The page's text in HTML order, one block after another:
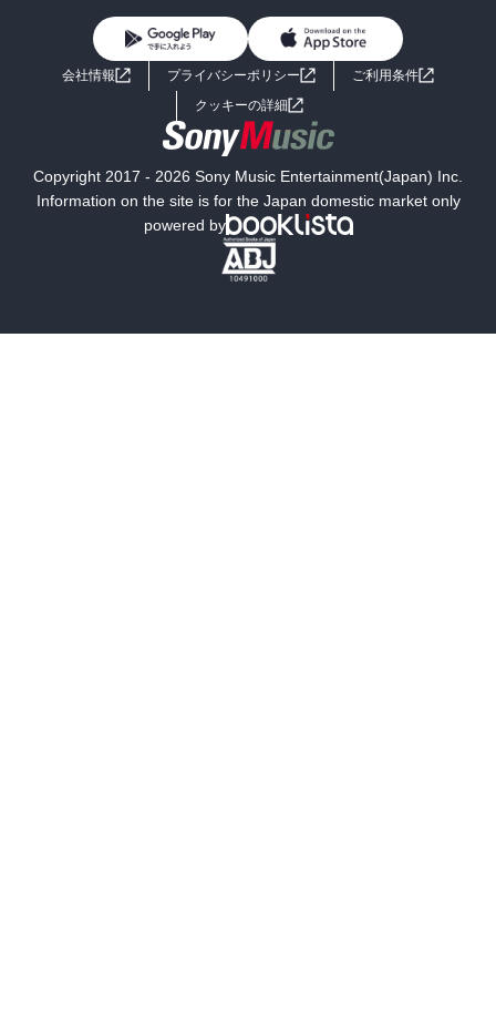
ライトノベル 男子向けラノベ
小説
海外小説
ミステリー SF
文学
よくあるご質問 お問い合わせ
会社情報 プライバシーポリシー
ご利用条件
クッキーの詳細
Copyright 2017 - 2026 Sony Music Entertainment(Japan) Inc.
Information on the site is for the Japan domestic market only
powered by